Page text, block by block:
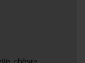
chèvre,